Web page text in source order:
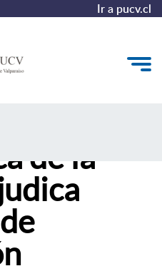
Ir a pucv.cl
de la